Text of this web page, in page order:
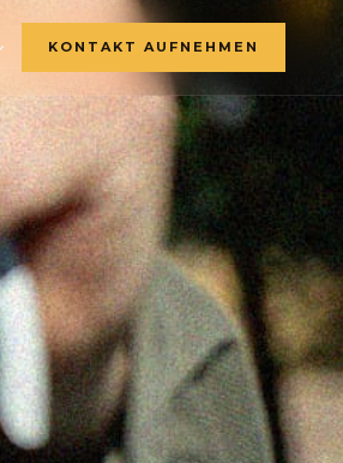
KONTAKT AUFNEHMEN